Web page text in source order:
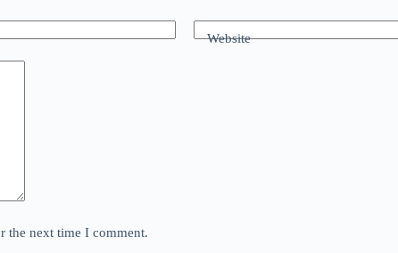
Website
the next time I comment.